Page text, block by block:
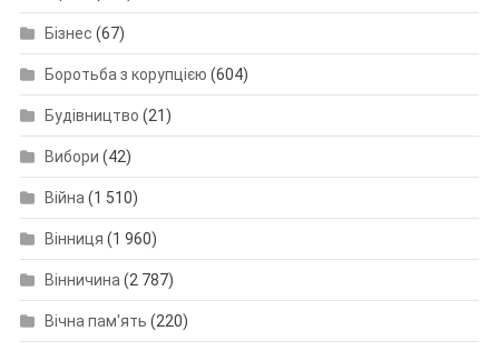
Бізнес (67)
Боротьба з корупцією (604)
Будівництво (21)
Вибори (42)
Війна (1 510)
Вінниця (1 960)
Вінничина (2 787)
Вічна пам'ять (220)